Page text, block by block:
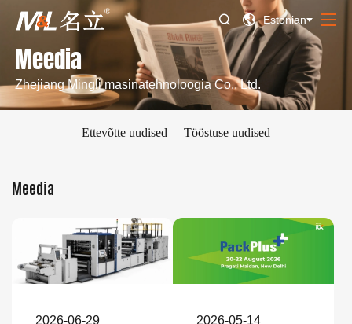
  Estonian
Meedia
Zhejiang Mingli masinatehnoloogia Co., Ltd.
Ettevõtte uudised Tööstuse uudised
Meedia
2026-06-29 2026-05-14